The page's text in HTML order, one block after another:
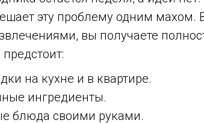
эту проблему одним махом.
вы получаете
на кухне и в квартире.
ингредиенты.
блюда своими руками.